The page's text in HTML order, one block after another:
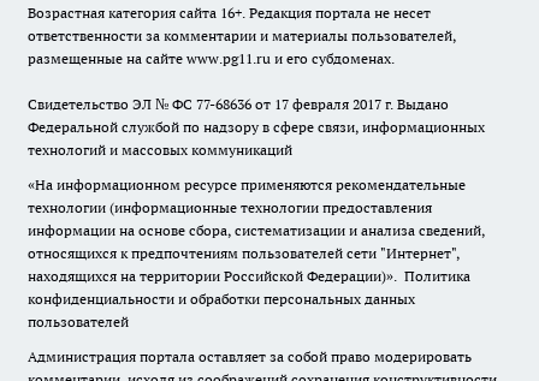
Возрастная категория сайта 16+. Редакция портала не несет
ответственности за комментарии и материалы пользователей,
размещенные на сайте www.pg11.ru и его субдоменах.
Свидетельство ЭЛ № ФС 77-68636 от 17 февраля 2017 г. Выдано
Федеральной службой по надзору в сфере связи, информационных
технологий и массовых коммуникаций
«На информационном ресурсе применяются рекомендательные
технологии (информационные технологии предоставления
информации на основе сбора, систематизации и анализа сведений,
относящихся к предпочтениям пользователей сети "Интернет",
находящихся на территории Российской Федерации)». Политика
конфиденциальности и обработки персональных данных
пользователей
Администрация портала оставляет за собой право модерировать